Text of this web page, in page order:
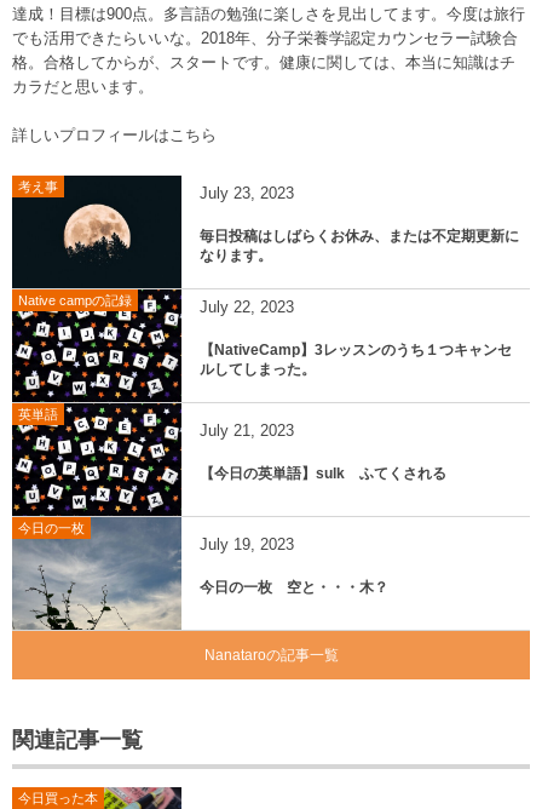
達成！目標は900点。多言語の勉強に楽しさを見出してます。今度は旅行
でも活用できたらいいな。2018年、分子栄養学認定カウンセラー試験合
格。合格してからが、スタートです。健康に関しては、本当に知識はチ
カラだと思います。
詳しいプロフィールはこちら
考え事 July 23 2023
毎日投稿はしばらくお休み、または不定期更新に
なります。
Native campの記録 July 22 2023
【NativeCamp】3レッスンのうち１つキャンセ
ルしてしまった。
英単語
July 21 2023
【今日の英単語】sulk ふてくされる
今日の一枚
July 19 2023
今日の一枚 空と・・・木？
Nanataroの記事一覧
関連記事一覧
今日買った本